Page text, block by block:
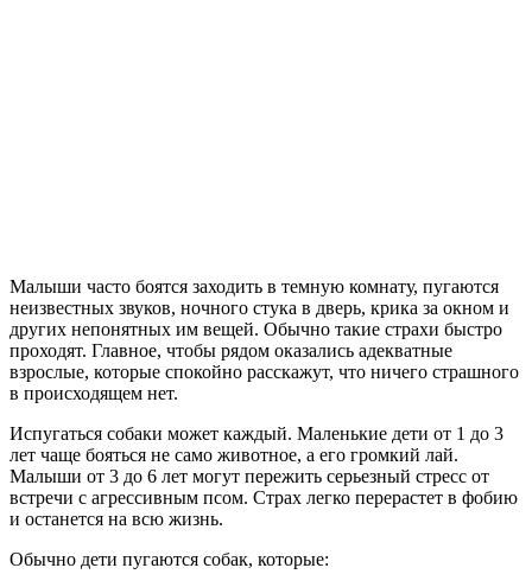
Малыши часто боятся заходить в темную комнату, пугаются
неизвестных звуков, ночного стука в дверь, крика за окном и
других непонятных им вещей. Обычно такие страхи быстро
проходят. Главное, чтобы рядом оказались адекватные
взрослые, которые спокойно расскажут, что ничего страшного
в происходящем нет.
Испугаться собаки может каждый. Маленькие дети от 1 до 3
лет чаще бояться не само животное, а его громкий лай.
Малыши от 3 до 6 лет могут пережить серьезный стресс от
встречи с агрессивным псом. Страх легко перерастет в фобию
и останется на всю жизнь.
Обычно дети пугаются собак, которые: